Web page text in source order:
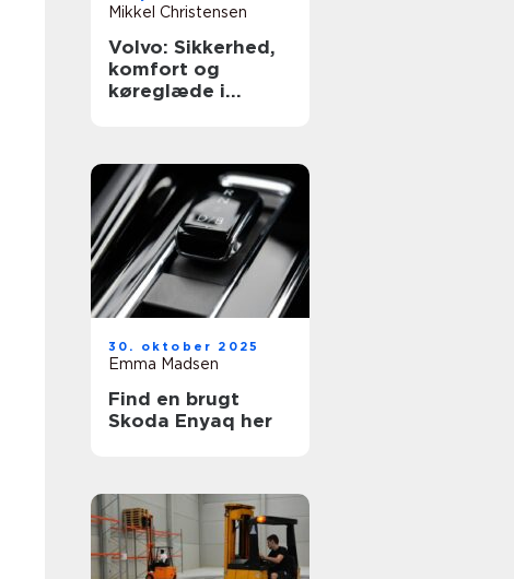
Mikkel Christensen
Volvo: Sikkerhed,
komfort og
køreglæde i
30. oktober 2025
Emma Madsen
Find en brugt
Skoda Enyaq her